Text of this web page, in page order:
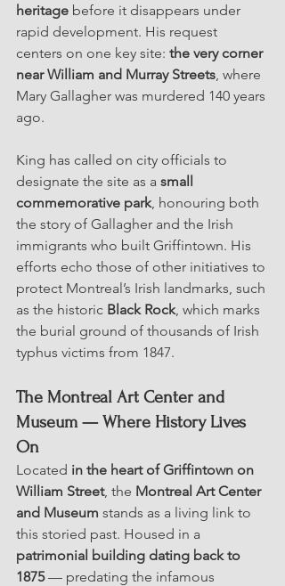
heritage before it disappears under
rapid development. His request
centers on one key site: the very corner
near William and Murray Streets , where
Mary Gallagher was murdered 140 years
ago.
King has called on city officials to
designate the site as a small
commemorative park , honouring both
the story of Gallagher and the Irish
immigrants who built Griffintown. His
efforts echo those of other initiatives to
protect Montreal’s Irish landmarks, such
as the historic Black Rock , which marks
the burial ground of thousands of Irish
typhus victims from 1847.
The Montreal Art Center and
Museum — Where History Lives
On
Located in the heart of Griffintown on
William Street, the Montreal Art Center
and Museum stands as a living link to
this storied past. Housed in a
patrimonial building dating back to
1875 — predating the infamous